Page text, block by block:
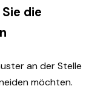
die
an der Stelle
möchten.